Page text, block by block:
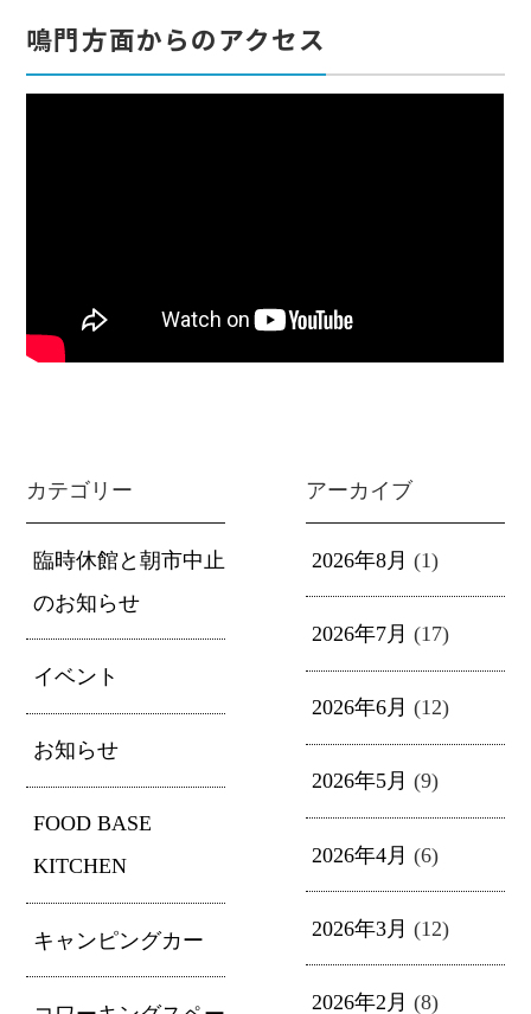
鳴門方面からのアクセス
カテゴリー
臨時休館と朝市中止
のお知らせ
イベント
お知らせ
FOOD BASE
KITCHEN
キャンピングカー
アーカイブ
2026年8月 (1)
2026年7月 (17)
2026年6月 (12)
2026年5月 (9)
2026年4月 (6)
2026年3月 (12)
2026年2月 (8)